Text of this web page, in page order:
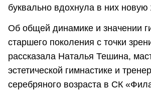
буквально вдохнула в них новую
Об общей динамике и значении
старшего поколения с точки
рассказала Наталья Тешина,
эстетической гимнастике и
серебряного возраста в СК